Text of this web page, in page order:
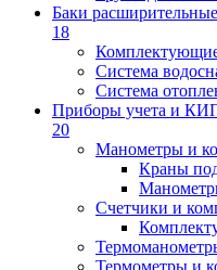
Баки
18
Система
Система
Приборы учета и
20
Манометры и
Краны
Счетчики и
Термометры и